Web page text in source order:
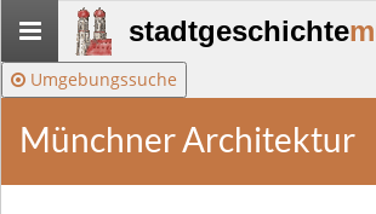
Stadtgeschichte-
München
stadtgeschichte
Umgebungssuche
Münchner Architektur